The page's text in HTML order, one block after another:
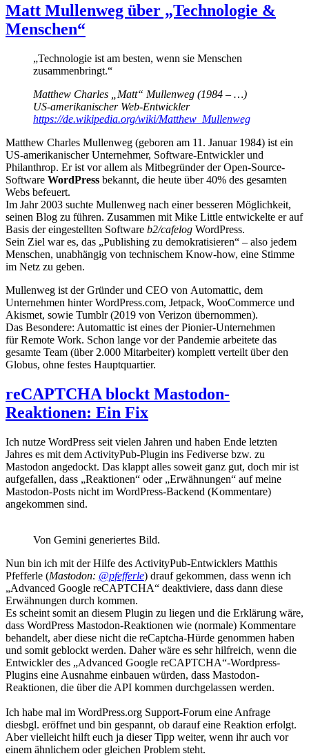
Matt Mullenweg über „Technologie &
Menschen“
„Technologie ist am besten, wenn sie Menschen
zusammenbringt.“
Matthew Charles „Matt“ Mullenweg (1984 – …)
US-amerikanischer Web-Entwickler
https://de.wikipedia.org/wiki/Matthew_Mullenweg
Matthew Charles Mullenweg (geboren am 11. Januar 1984) ist ein
US-amerikanischer Unternehmer, Software-Entwickler und
Philanthrop. Er ist vor allem als Mitbegründer der Open-Source-
Software WordPress bekannt, die heute über 40% des gesamten
Webs befeuert.
Im Jahr 2003 suchte Mullenweg nach einer besseren Möglichkeit,
seinen Blog zu führen. Zusammen mit Mike Little entwickelte er auf
Basis der eingestellten Software b2/cafelog WordPress.
Sein Ziel war es, das „Publishing zu demokratisieren“ – also jedem
Menschen, unabhängig von technischem Know-how, eine Stimme
im Netz zu geben.
Mullenweg ist der Gründer und CEO von Automattic, dem
Unternehmen hinter WordPress.com, Jetpack, WooCommerce und
Akismet, sowie Tumblr (2019 von Verizon übernommen).
Das Besondere: Automattic ist eines der Pionier-Unternehmen
für Remote Work. Schon lange vor der Pandemie arbeitete das
gesamte Team (über 2.000 Mitarbeiter) komplett verteilt über den
Globus, ohne festes Hauptquartier.
reCAPTCHA blockt Mastodon-
Reaktionen: Ein Fix
Ich nutze WordPress seit vielen Jahren und haben Ende letzten
Jahres es mit dem ActivityPub-Plugin ins Fediverse bzw. zu
Mastodon angedockt. Das klappt alles soweit ganz gut, doch mir ist
aufgefallen, dass „Reaktionen“ oder „Erwähnungen“ auf meine
Mastodon-Posts nicht im WordPress-Backend (Kommentare)
angekommen sind.
Von Gemini generiertes Bild.
Nun bin ich mit der Hilfe des ActivityPub-Entwicklers Matthis
Pfefferle (Mastodon: @pfefferle) drauf gekommen, dass wenn ich
„Advanced Google reCAPTCHA“ deaktiviere, dass dann diese
Erwähnungen durch kommen.
Es scheint somit an diesem Plugin zu liegen und die Erklärung wäre,
dass WordPress Mastodon-Reaktionen wie (normale) Kommentare
behandelt, aber diese nicht die reCaptcha-Hürde genommen haben
und somit geblockt werden. Daher wäre es sehr hilfreich, wenn die
Entwickler des „Advanced Google reCAPTCHA“-Wordpress-
Plugins eine Ausnahme einbauen würden, dass Mastodon-
Reaktionen, die über die API kommen durchgelassen werden.
Ich habe mal im WordPress.org Support-Forum eine Anfrage
diesbgl. eröffnet und bin gespannt, ob darauf eine Reaktion erfolgt.
Aber vielleicht hilft euch ja dieser Tipp weiter, wenn ihr auch vor
einem ähnlichem oder gleichen Problem steht.